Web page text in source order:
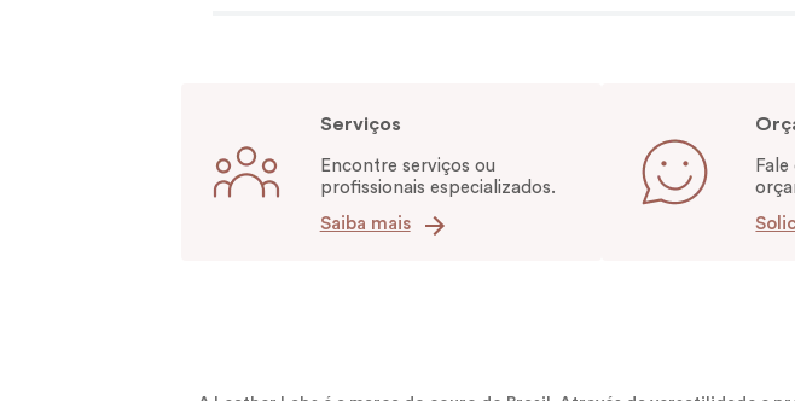
Serviços
Encontre serviços ou
profissionais especializados.
Saiba mais